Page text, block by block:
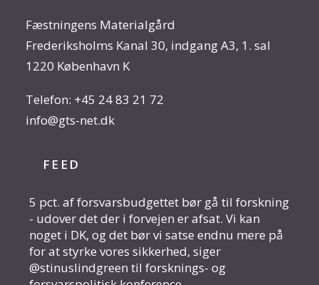
Fæstningens Materialgård
Frederiksholms Kanal 30, indgang A3, 1. sal
1220 København K
Telefon: +45 24 83 21 72
info@gts-net.dk
FEED
5 pct. af forsvarsbudgettet bør gå til forskning
- udover det der i forvejen er afsat. Vi kan
noget i DK, og det bør vi satse endnu mere på
for at styrke vores sikkerhed, siger
@stinuslindgreen til forsknings- og